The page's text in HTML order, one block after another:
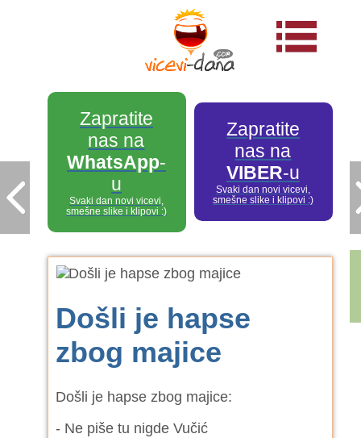
Zapratite
nas na
WhatsApp-
u
Svaki dan novi vicevi,
smešne slike i klipovi :)
Zapratite
nas na
VIBER-u
Svaki dan novi vicevi,
smešne slike i klipovi :)
Došli je hapse
zbog majice
Došli je hapse zbog majice:
- Ne piše tu nigde Vučić